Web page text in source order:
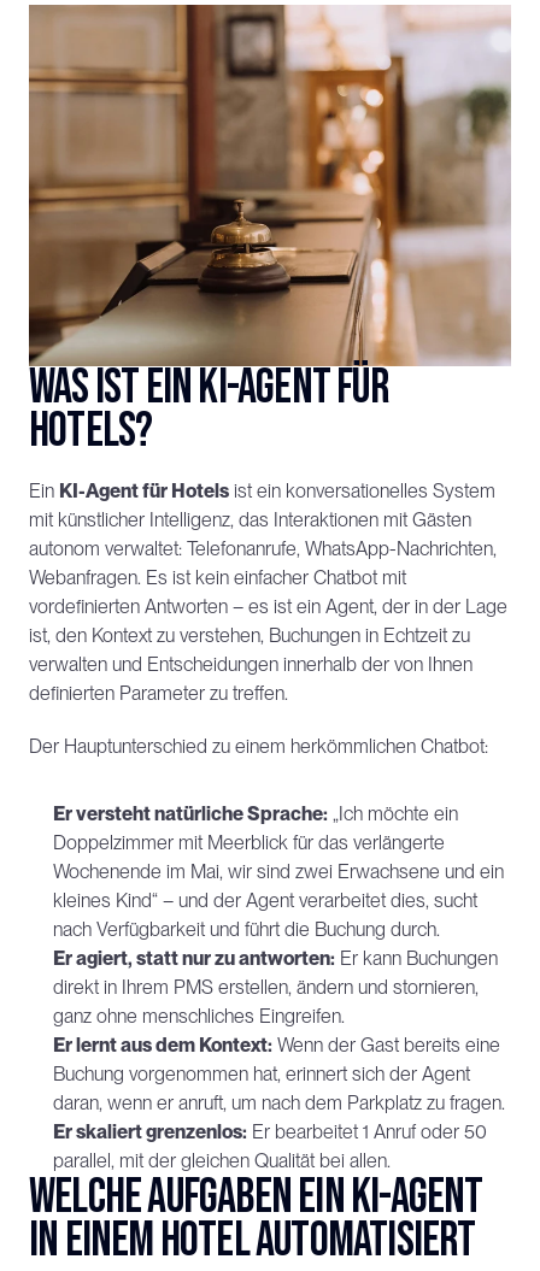
Was ist ein KI-Agent für
Hotels?
Ein KI-Agent für Hotels ist ein konversationelles System
mit künstlicher Intelligenz, das Interaktionen mit Gästen
autonom verwaltet: Telefonanrufe, WhatsApp-Nachrichten,
Webanfragen. Es ist kein einfacher Chatbot mit
vordefinierten Antworten – es ist ein Agent, der in der Lage
ist, den Kontext zu verstehen, Buchungen in Echtzeit zu
verwalten und Entscheidungen innerhalb der von Ihnen
definierten Parameter zu treffen.
Der Hauptunterschied zu einem herkömmlichen Chatbot:
Er versteht natürliche Sprache: „Ich möchte ein
Doppelzimmer mit Meerblick für das verlängerte
Wochenende im Mai, wir sind zwei Erwachsene und ein
kleines Kind“ – und der Agent verarbeitet dies, sucht
nach Verfügbarkeit und führt die Buchung durch.
Er agiert, statt nur zu antworten: Er kann Buchungen
direkt in Ihrem PMS erstellen, ändern und stornieren,
ganz ohne menschliches Eingreifen.
Er lernt aus dem Kontext: Wenn der Gast bereits eine
Buchung vorgenommen hat, erinnert sich der Agent
daran, wenn er anruft, um nach dem Parkplatz zu fragen.
Er skaliert grenzenlos: Er bearbeitet 1 Anruf oder 50
parallel, mit der gleichen Qualität bei allen.
Welche Aufgaben ein KI-Agent
in einem Hotel automatisiert